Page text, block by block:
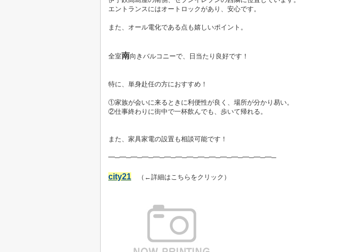
エントランスにはオートロックがあり、安心です。
また、オール電化である点も嬉しいポイント。
全室南向きバルコニーで、日当たり良好です！
特に、単身赴任の方におすすめ！
①家族が会いに来るときに利便性が良く、場所が分かり易い。
②仕事終わりに街中で一杯飲んでも、歩いて帰れる。
また、家具家電の設置も相談可能です！
━─━─━─━─━─━─━─━─━─━─━─━─━─━─━─
city21 （←詳細はこちらをクリック）